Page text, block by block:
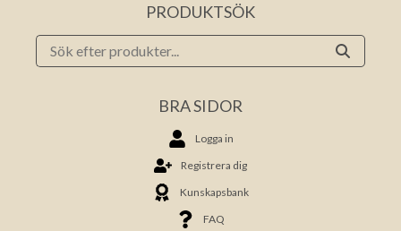
PRODUKTSÖK
BRA SIDOR
Logga in
Registrera dig
Kunskapsbank
FAQ